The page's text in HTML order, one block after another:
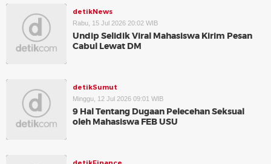
detikNews
Rabu, 15 Jul 2026 20:02 WIB
Undip Selidik Viral Mahasiswa Kirim Pesan
Cabul Lewat DM
detikSumut
Minggu, 12 Jul 2026 09:01 WIB
9 Hal Tentang Dugaan Pelecehan Seksual
oleh Mahasiswa FEB USU